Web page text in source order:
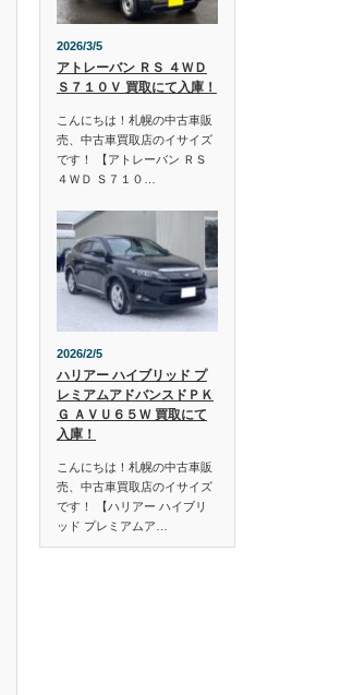
2026/3/5
アトレーバン ＲＳ ４ＷＤ
Ｓ７１０Ｖ 買取にて入庫！
こんにちは！札幌の中古車販
売、中古車買取店のイサイズ
です！ 【アトレーバン ＲＳ
４ＷＤ Ｓ７１０…
2026/2/5
ハリアー ハイブリッド プ
レミアムアドバンスドＰＫ
Ｇ ＡＶＵ６５Ｗ 買取にて
入庫！
こんにちは！札幌の中古車販
売、中古車買取店のイサイズ
です！ 【ハリアー ハイブリ
ッド プレミアムア…